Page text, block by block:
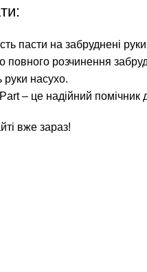
пасти на забруднені
повного розчинення
руки насухо.
– це надійний помічник
вже зараз!